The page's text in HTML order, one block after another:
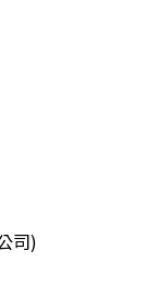
司)